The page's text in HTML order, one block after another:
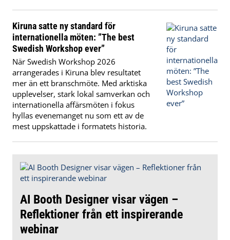
Kiruna satte ny standard för
internationella möten: ”The best
Swedish Workshop ever”
När Swedish Workshop 2026
arrangerades i Kiruna blev resultatet
mer än ett branschmöte. Med arktiska
upplevelser, stark lokal samverkan och
internationella affärsmöten i fokus
hyllas evenemanget nu som ett av de
mest uppskattade i formatets historia.
AI Booth Designer visar vägen –
Reflektioner från ett inspirerande
webinar